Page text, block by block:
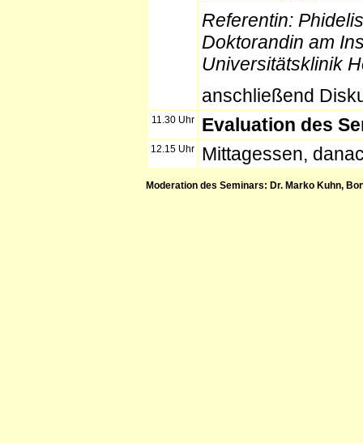
Referentin:
Doktorandin am
Universitätsklinik
anschließend
11.30 Uhr Evaluation des
12.15 Uhr Mittagessen,
Moderation des Seminars: Dr. Marko Kuhn,